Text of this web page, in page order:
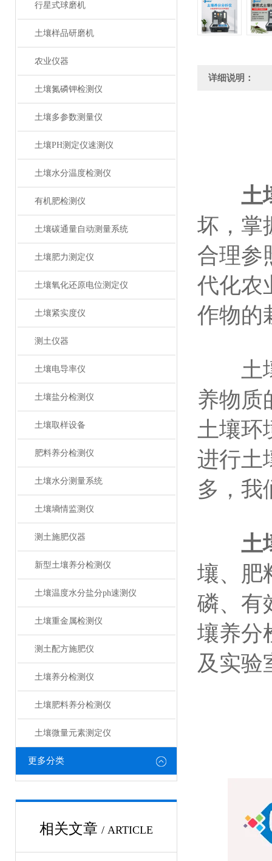
行星式球磨机
土壤样品研磨机
农业仪器
土壤氮磷钾检测仪
土壤多参数测量仪
土壤PH测定仪速测仪
土壤水分温度检测仪
有机肥检测仪
土壤碳通量自动测量系统
土壤肥力测定仪
土壤氧化还原电位测定仪
土壤紧实度仪
测土仪器
土壤电导率仪
土壤盐分检测仪
土壤取样设备
肥料养分检测仪
土壤水分测量系统
土壤墒情监测仪
测土施肥仪器
新型土壤养分检测仪
土壤温度水分盐分ph速测仪
土壤重金属检测仪
测土配方施肥仪
土壤养分检测仪
土壤肥料养分检测仪​
土壤微量元素测定仪
更多分类
相关文章 / ARTICLE
详细说明：
土
坏，掌
合理参
代化农
作物的
土壤
养物质
土壤环
进行土
多，我
土
壤、肥
磷、有
壤养分
及实验